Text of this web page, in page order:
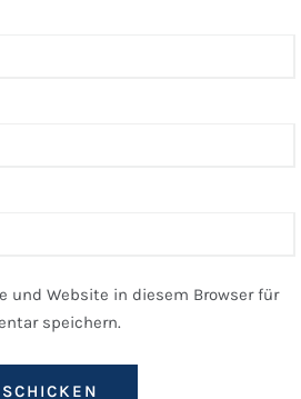
und Website in diesem Browser für
speichern.